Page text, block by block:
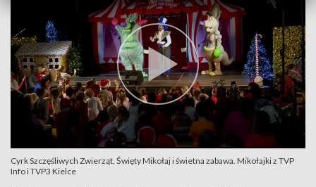
Cyrk Szczęśliwych Zwierząt, Święty Mikołaj i świetna zabawa. Mikołajki z TVP
Info i TVP3 Kielce